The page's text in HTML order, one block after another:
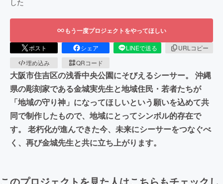
もう一度プロジェクトをやってほしい
ポスト シェア LINEで送る
URLコピー
埋め込み
QRコード
大阪市住吉区の浅香中央公園にそびえるシーサー。 沖縄
県の彫刻家である金城実先生と地域住民・若者たちが
「地域の守り神」になってほしいという願いを込めて共
同で制作したもので、地域にとってシンボル的存在で
す。 老朽化が進んできた今、未来にシーサーをつなぐべ
く、再び金城先生と共に立ち上がります。
このプロジェクトを見た人はこちらもチェックし